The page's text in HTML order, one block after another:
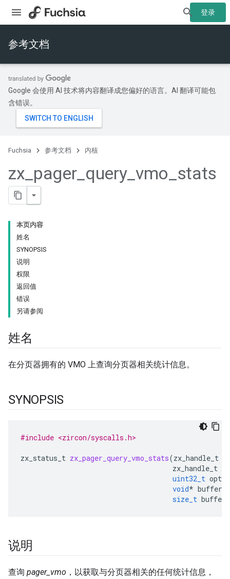
登录
参考文档
Google 会使用 AI 技术将内容翻译成您偏好的语言。AI 翻译可能包
含错误。
Fuchsia 参考文档 内核
zx_pager_query_vmo_stats
本页内容
姓名
SYNOPSIS
说明
权限
返回值
错误
另请参阅
姓名
在分页器拥有的 VMO 上查询分页器相关统计信息。
SYNOPSIS
#include <zircon/syscalls.h>
zx_status_t zx_pager_query_vmo_stats(zx_handle_t
zx_handle_t
uint32_t
void* buffer
size_t
说明
查询 pager_vmo ，以获取与分页器相关的任何统计信息，